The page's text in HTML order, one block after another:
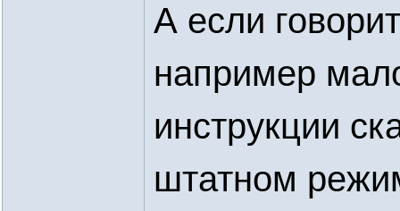
А если
например
инструкции
штатном